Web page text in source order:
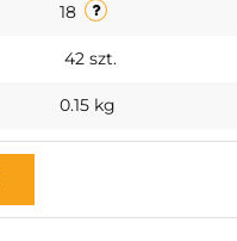
18
42 szt.
0.15 kg